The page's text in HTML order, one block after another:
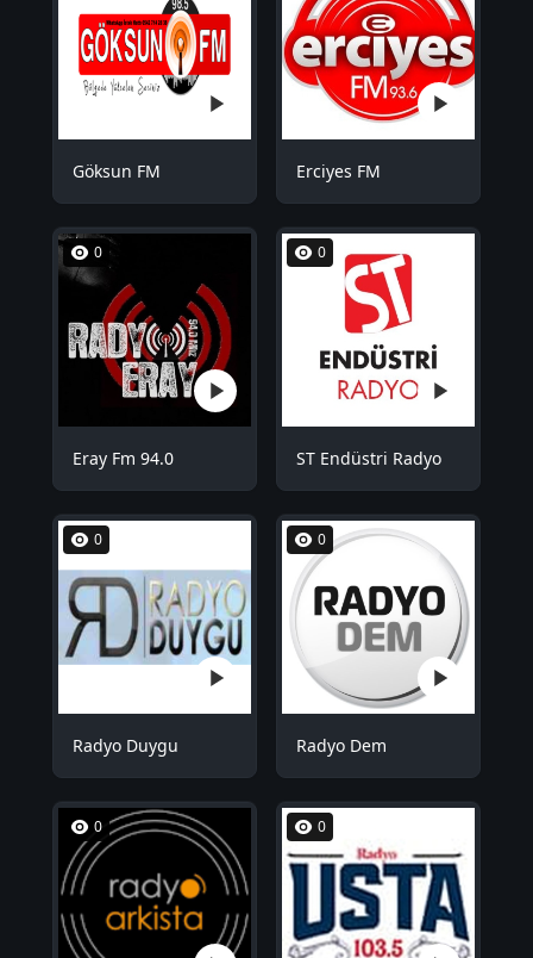
Göksun FM Erciyes FM
0
Eray Fm 94.0
0
ST Endüstri Radyo
0
Radyo Duygu
0
Radyo Dem
0 0